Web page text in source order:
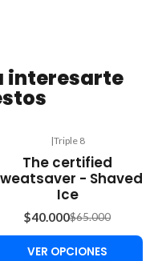
interesarte
|Triple 8
The certified
- Shaved
Ice
$40.000$65.000
VER OPCIONES